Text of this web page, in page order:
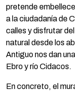
pretende
a la ciudadanía de
calles y disfrutar
natural desde los
Antiguo nos dan
Ebro y río Cidacos.
En concreto, el